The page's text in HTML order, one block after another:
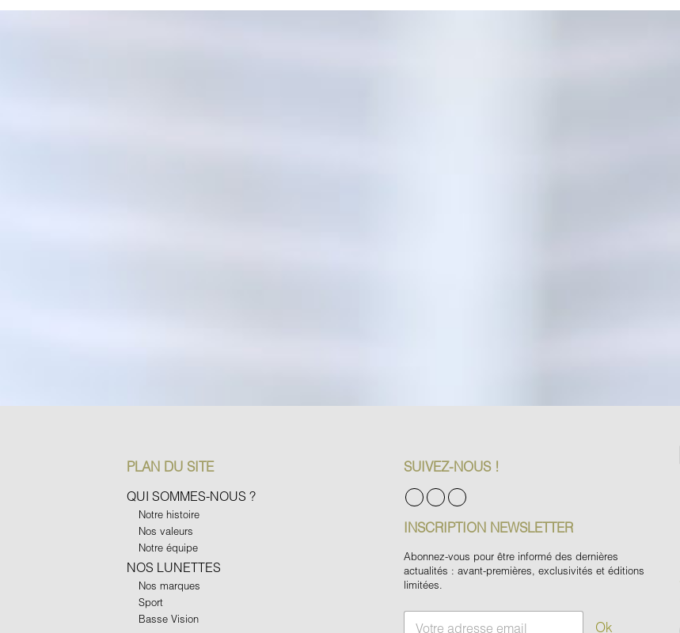
PLAN DU SITE
QUI SOMMES-NOUS ?
Notre histoire
Nos valeurs
Notre équipe
NOS LUNETTES
Nos marques
Sport
Basse Vision
SUIVEZ-NOUS !
INSCRIPTION NEWSLETTER
Abonnez-vous pour être informé des dernières
actualités : avant-premières, exclusivités et éditions
limitées.
E
Ok